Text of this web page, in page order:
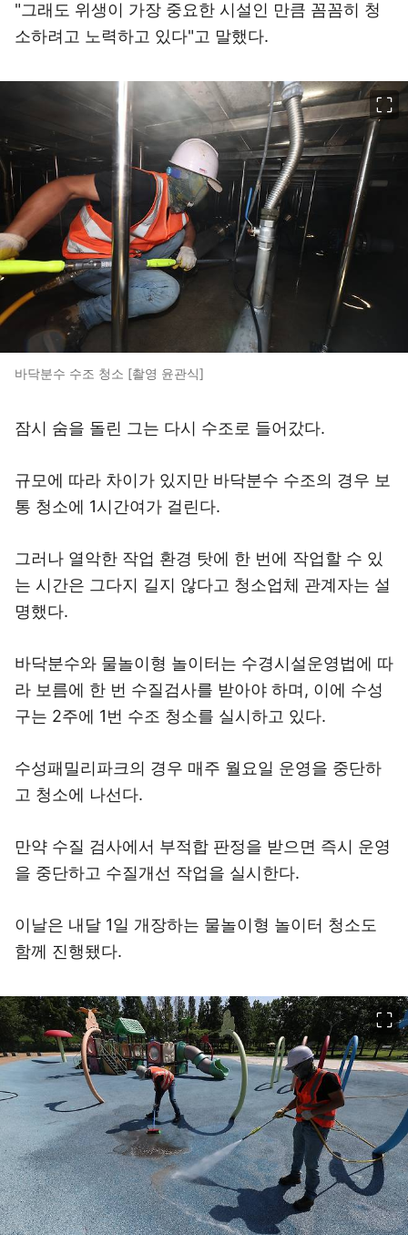
"그래도 위생이 가장 중요한 시설인 만큼 꼼꼼히 청
소하려고 노력하고 있다"고 말했다.
바닥분수 수조 청소 [촬영 윤관식]
잠시 숨을 돌린 그는 다시 수조로 들어갔다.
규모에 따라 차이가 있지만 바닥분수 수조의 경우 보
통 청소에 1시간여가 걸린다.
그러나 열악한 작업 환경 탓에 한 번에 작업할 수 있
는 시간은 그다지 길지 않다고 청소업체 관계자는 설
명했다.
바닥분수와 물놀이형 놀이터는 수경시설운영법에 따
라 보름에 한 번 수질검사를 받아야 하며, 이에 수성
구는 2주에 1번 수조 청소를 실시하고 있다.
수성패밀리파크의 경우 매주 월요일 운영을 중단하
고 청소에 나선다.
만약 수질 검사에서 부적합 판정을 받으면 즉시 운영
을 중단하고 수질개선 작업을 실시한다.
이날은 내달 1일 개장하는 물놀이형 놀이터 청소도
함께 진행됐다.